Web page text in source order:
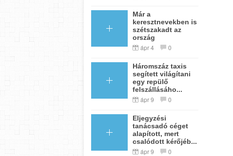
Már a
keresztnevekben is
szétszakadt az
ország
ápr 4 0
Háromszáz taxis
segített világítani
egy repülő
felszállásáho...
ápr 9 0
Eljegyzési
tanácsadó céget
alapított, mert
csalódott kérőjéb...
ápr 9 0